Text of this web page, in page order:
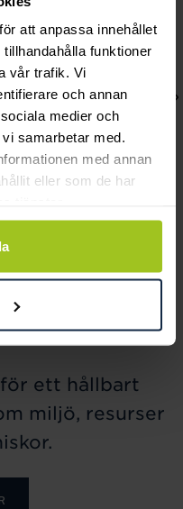
att anpassa innehållet
funktioner
vår trafik. Vi
och annan
medier och
samarbetar med.
med annan
eller som de har
Halo 18K stiftörhängen
för ett hållbart
miljö, resurser